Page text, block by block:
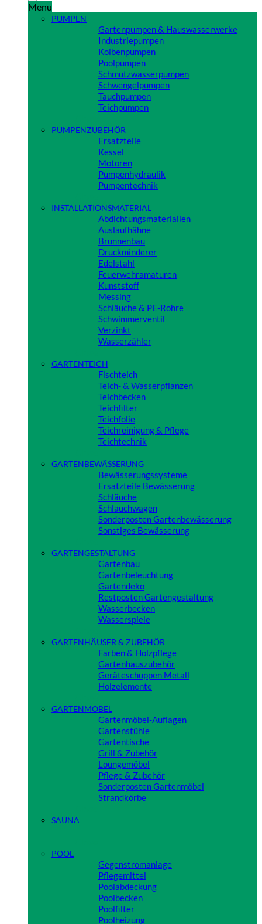
Menu
PUMPEN
Gartenpumpen & Hauswasserwerke
Industriepumpen
Kolbenpumpen
Poolpumpen
Schmutzwasserpumpen
Schwengelpumpen
Tauchpumpen
Teichpumpen
PUMPENZUBEHÖR
Ersatzteile
Kessel
Motoren
Pumpenhydraulik
Pumpentechnik
INSTALLATIONSMATERIAL
Abdichtungsmaterialien
Auslaufhähne
Brunnenbau
Druckminderer
Edelstahl
Feuerwehramaturen
Kunststoff
Messing
Schläuche & PE-Rohre
Schwimmerventil
Verzinkt
Wasserzähler
GARTENTEICH
Fischteich
Teich- & Wasserpflanzen
Teichbecken
Teichfilter
Teichfolie
Teichreinigung & Pflege
Teichtechnik
GARTENBEWÄSSERUNG
Bewässerungssysteme
Ersatzteile Bewässerung
Schläuche
Schlauchwagen
Sonderposten Gartenbewässerung
Sonstiges Bewässerung
GARTENGESTALTUNG
Gartenbau
Gartenbeleuchtung
Gartendeko
Restposten Gartengestaltung
Wasserbecken
Wasserspiele
GARTENHÄUSER & ZUBEHÖR
Farben & Holzpflege
Gartenhauszubehör
Geräteschuppen Metall
Holzelemente
GARTENMÖBEL
Gartenmöbel-Auflagen
Gartenstühle
Gartentische
Grill & Zubehör
Loungemöbel
Pflege & Zubehör
Sonderposten Gartenmöbel
Strandkörbe
SAUNA
POOL
Gegenstromanlage
Pflegemittel
Poolabdeckung
Poolbecken
Poolfilter
Poolheizung